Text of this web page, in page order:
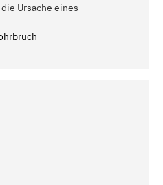
Ursache eines